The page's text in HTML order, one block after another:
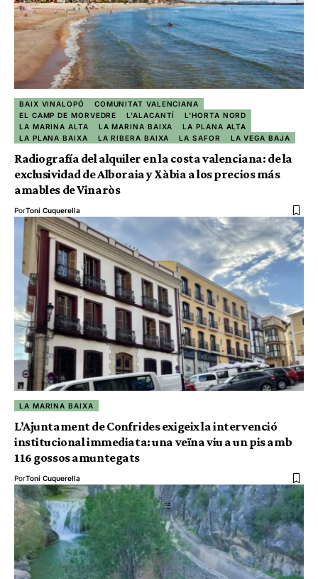
BAIX VINALOPÓ
COMUNITAT VALENCIANA
EL CAMP DE MORVEDRE
L'ALACANTÍ
L'HORTA NORD
LA MARINA ALTA
LA MARINA BAIXA
LA PLANA ALTA
LA PLANA BAIXA
LA RIBERA BAIXA LA SAFOR LA VEGA BAJA
Radiografía del alquiler en la costa valenciana: de la
exclusividad de Alboraia y Xàbia a los precios más
amables de Vinaròs
PorToni Cuquerella
LA MARINA BAIXA
L’Ajuntament de Confrides exigeix la intervenció
institucional immediata: una veïna viu a un pis amb
116 gossos amuntegats
PorToni Cuquerella